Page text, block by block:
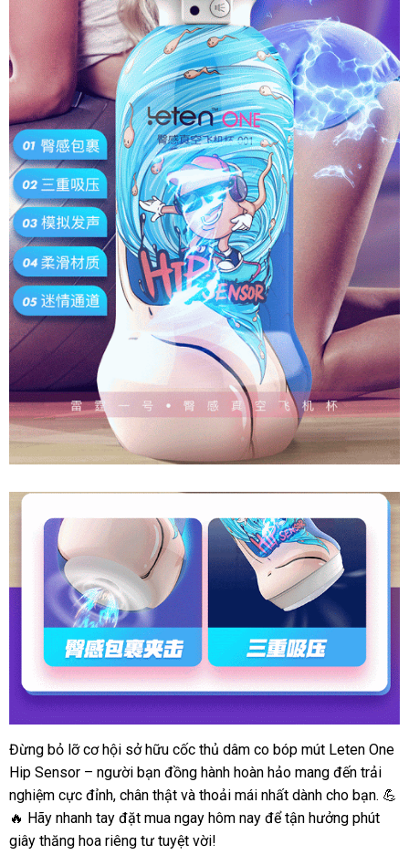
mới
về
Giá
Cốc
dâm
co
bóp
mút
Leten
one
Hip
sensor
mới
về
Giá
sỉ
Cốc
thủ
dâm
Đừng bỏ lỡ cơ hội sở hữu cốc thủ dâm co bóp mút Leten One
Hip Sensor – người bạn đồng hành hoàn hảo mang đến trải
nghiệm cực đỉnh, chân thật và thoải mái nhất dành cho bạn. 💪
🔥 Hãy nhanh tay đặt mua ngay hôm nay để tận hưởng phút
giây thăng hoa riêng tư tuyệt vời!